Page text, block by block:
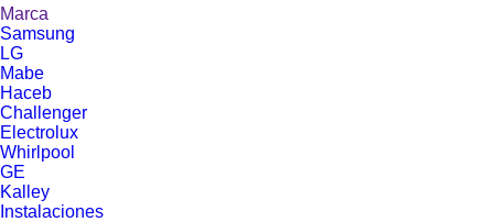
Marca
Samsung
LG
Mabe
Haceb
Challenger
Electrolux
Whirlpool
GE
Kalley
Instalaciones